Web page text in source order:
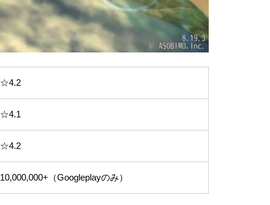
☆4.2
☆4.1
☆4.2
10,000,000+（Googleplayのみ）